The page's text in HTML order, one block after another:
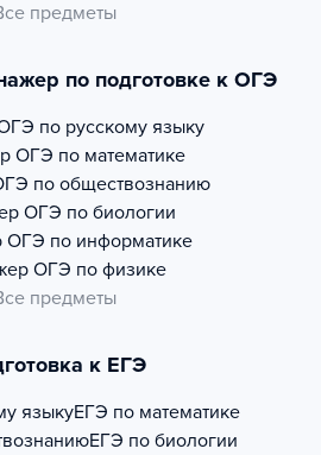
предметы
по подготовке к ОГЭ
по русскому языку
ОГЭ по математике
по обществознанию
ОГЭ по биологии
ОГЭ по информатике
ОГЭ по физике
предметы
к ЕГЭ
языкуЕГЭ по математике
ЕГЭ по биологии